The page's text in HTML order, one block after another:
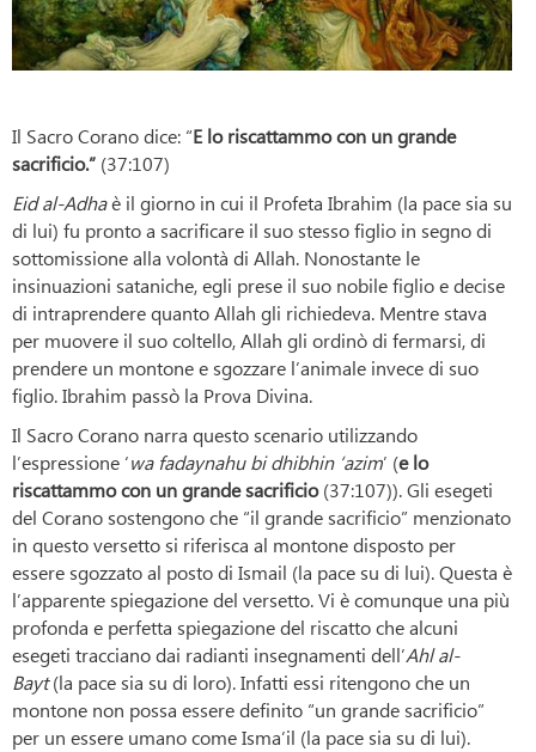
Il Sacro Corano dice: “E lo riscattammo con un grande
sacrificio.” (37:107)
Eid al-Adhaè il giorno in cui il Profeta Ibrahim (la pace sia su
di lui) fu pronto a sacrificare il suo stesso figlio in segno di
sottomissione alla volontà di Allah. Nonostante le
insinuazioni sataniche, egli prese il suo nobile figlio e decise
di intraprendere quanto Allah gli richiedeva. Mentre stava
per muovere il suo coltello, Allah gli ordinò di fermarsi, di
prendere un montone e sgozzare l’animale invece di suo
figlio. Ibrahim passò la Prova Divina.
Il Sacro Corano narra questo scenario utilizzando
l’espressione ‘wa fadaynahu bi dhibhin ‘azim’ (e lo
riscattammo con un grande sacrificio(37:107)). Gli esegeti
del Corano sostengono che “il grande sacrificio” menzionato
in questo versetto si riferisca al montone disposto per
essere sgozzato al posto di Ismail (la pace su di lui). Questa è
l’apparente spiegazione del versetto. Vi è comunque una più
profonda e perfetta spiegazione del riscatto che alcuni
esegeti tracciano dai radianti insegnamenti dell’Ahl al-
Bayt(la pace sia su di loro). Infatti essi ritengono che un
montone non possa essere definito “un grande sacrificio”
per un essere umano come Isma’il (la pace sia su di lui).